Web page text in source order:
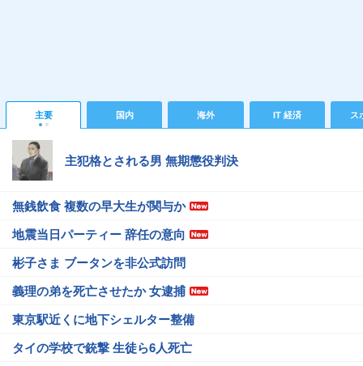
主要 国内 海外 IT 経済 ス
主犯格とされる男 無期懲役判決
無銭飲食 複数の早大生が関与か
地震当日パーティー 辞任の意向
彬子さま ブータンを非公式訪問
義理の弟を死亡させたか 女逮捕
東京駅近くに地下シェルター整備
タイの学校で銃撃 生徒ら6人死亡